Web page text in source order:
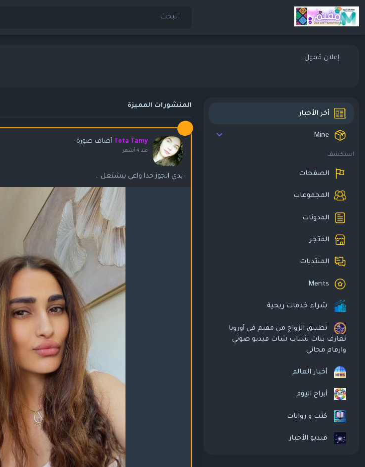
إعلان مُمول
أخر الأخبار
Mine
استكشف
الصفحات
المجموعات
المدونات
المتجر
المنتديات
Merits
شراء خدمات ربحية
تطبيق الزواج من مقيم في أوروبا
تعارف بنات شباب شات فيديو صوتي
وارقام مجاني
أخبار العالم
أبراج اليوم
كتب و روايات
فيديو الأخبار
المنشورات المميزة
Tota Tamy أضاف صورة
منذ ٩ أشهر
بدي اتجوز حدا واعي بيشتغل ..